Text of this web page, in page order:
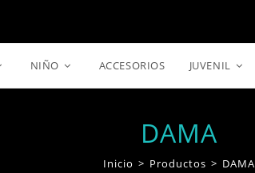
NIÑO ACCESORIOS JUVENIL
DAMA
Inicio > Productos > DAMA